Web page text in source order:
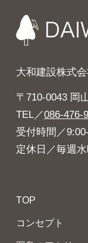
大和建設株式
〒710-0043 岡
TEL／086-476-
受付時間／
定休日／毎週
TOP
コンセプト